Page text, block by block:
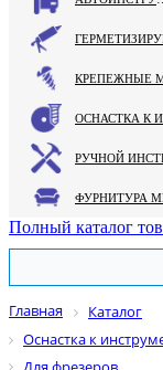
Полный каталог
Главная
Каталог
Оснастка к